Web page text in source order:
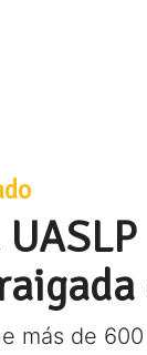
más de